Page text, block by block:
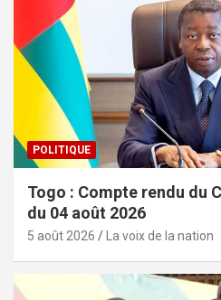
POLITIQUE
Togo : Compte rendu du
du 04 août 2026
5 août 2026 La voix de la nation